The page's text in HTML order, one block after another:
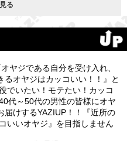
る
ヤジである自分を受け入れ、
るオヤジはカッコいい！！』と
でいたい！モテたい！カッコ
代～50代の男性の皆様にオヤ
届けするYAZIUP！！『近所の
いいオヤジ』を目指しません